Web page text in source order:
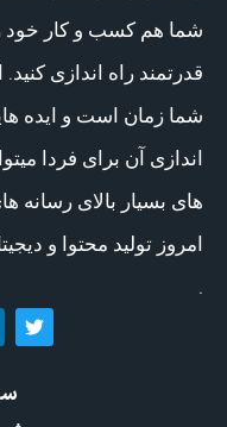
شما هم کسب و کار خود
قدرتمند راه اندازی
شما زمان است و ایده
اندازی آن برای فردا
های بسیار بالای
امروز تولید محتوا و
.